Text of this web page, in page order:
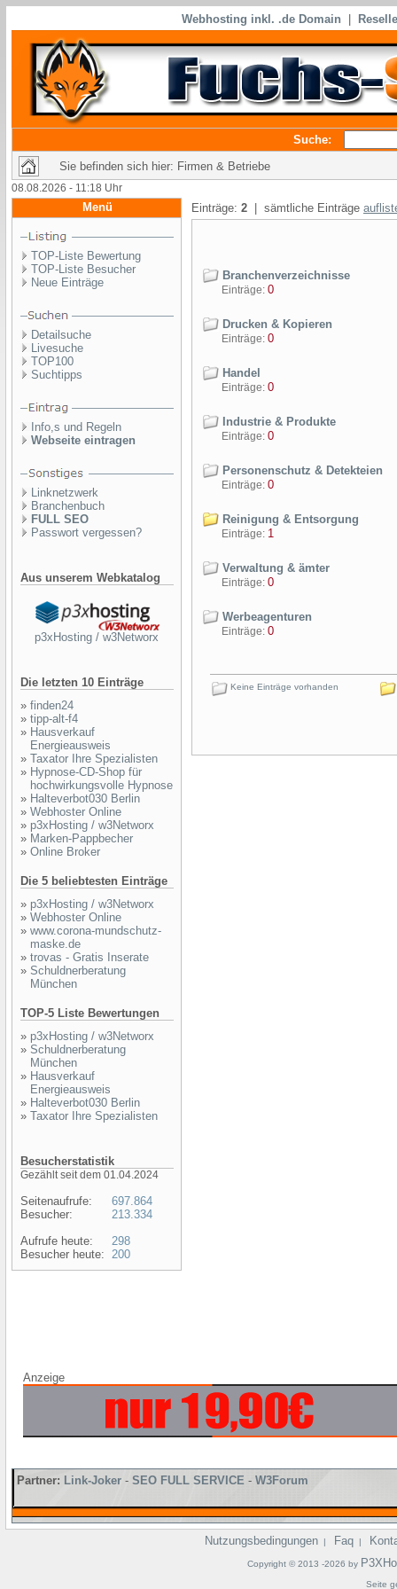
Webhosting inkl. .de Domain
Suche:
Sie befinden sich hier: Firmen & Betriebe
08.08.2026 - 11:18 Uhr
Menü
TOP-Liste Bewertung
TOP-Liste Besucher
Neue Einträge
Detailsuche
Livesuche
TOP100
Suchtipps
Info,s und Regeln
Webseite eintragen
Linknetzwerk
Branchenbuch
FULL SEO
Passwort vergessen?
Aus unserem Webkatalog
p3xHosting / w3Networx
Die letzten 10 Einträge
» finden24
» tipp-alt-f4
» Hausverkauf
Energieausweis
» Taxator Ihre Spezialisten
» Hypnose-CD-Shop für
hochwirkungsvolle Hypnose
» Halteverbot030 Berlin
» Webhoster Online
» p3xHosting / w3Networx
» Marken-Pappbecher
» Online Broker
Die 5 beliebtesten Einträge
» p3xHosting / w3Networx
» Webhoster Online
» www.corona-mundschutz-
maske.de
» trovas - Gratis Inserate
» Schuldnerberatung
München
TOP-5 Liste Bewertungen
» p3xHosting / w3Networx
» Schuldnerberatung
München
» Hausverkauf
Energieausweis
» Halteverbot030 Berlin
» Taxator Ihre Spezialisten
Besucherstatistik
Gezählt seit dem 01.04.2024
Seitenaufrufe:
Besucher:
Aufrufe heute:
Besucher heute:
697.864
213.334
298
200
Einträge: 2 | sämtliche Einträge
Branchenverzeichnisse
Einträge: 0
Drucken & Kopieren
Einträge: 0
Handel
Einträge: 0
Industrie & Produkte
Einträge: 0
Personenschutz & Detekteien
Einträge: 0
Reinigung & Entsorgung
Einträge: 1
Verwaltung & ämter
Einträge: 0
Werbeagenturen
Einträge: 0
Keine Einträge vorhanden
Anzeige
Partner: Link-Joker - SEO FULL SERVICE - W3Forum
Nutzungsbedingungen | Faq |
Copyright © 2013 -2026 by
Seite